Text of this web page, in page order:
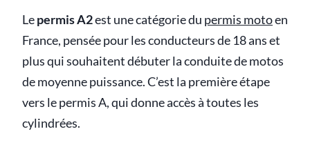
Lepermis A2est une catégorie du permis motoen
France, pensée pour les conducteurs de 18 ans et
plus qui souhaitent débuter la conduite de motos
de moyenne puissance. C’est la première étape
vers le permis A, qui donne accès à toutes les
cylindrées.